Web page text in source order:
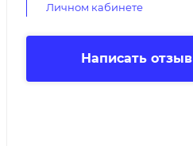
Личном кабинете
Написать отзыв